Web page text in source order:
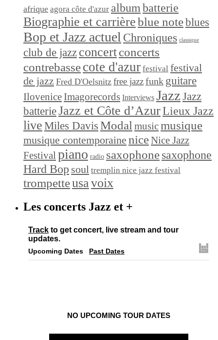
afrique agora côte d'azur album batterie
Biographie et carrièreblue noteblues
Bop et Jazz actuel Chroniques classique
club de jazz concertconcerts
contrebassecote d'azur festival festival
de jazz Fred D'Oelsnitz free jazzfunk guitare
Ilovenice Imagorecords Interviews Jazz Jazz
batterieJazz et Côte d’AzurLieux Jazz
live Miles Davis Modal musicmusique
musique contemporaine niceNice Jazz
Festivalpiano radio saxophonesaxophone
Hard Bop soul tremplin nice jazz festival
trompetteusavoix
Les concerts Jazz et +
Track to get concert, live stream and tour
updates.
Upcoming Dates Past Dates
NO UPCOMING TOUR DATES